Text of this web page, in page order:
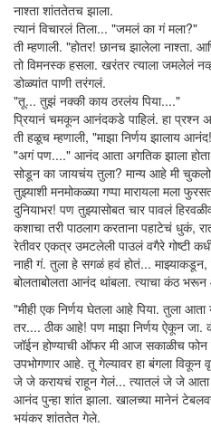
नाश्ता शांततेतच झाला.
त्यानं विचारलं तिला... "जमलं का गं मला?"
ती म्हणाली. "होतर! छानच झालेला नाश्ता.
तो विमनस्क हसला. खरंतर त्याला जमलेलं
डोळ्यांत पाणी तरंगलं.
"तू... तुझं नक्की काय ठरलंय पिया...."
प्रियानं चमकून आनंदकडे पाहिलं. हा प्रश्न
ती हळूच म्हणाली, "माझा निर्णय झालाय
"अगं पण...." आनंद आता अगतिक झाला
सोडून का जायचंय तुला? मान्य आहे मी
तुझ्याशी मनमोकळ्या गप्पा मारायला मला
दुनियाभर! पण तुझ्यासोबत चार पावलं
कशाचा तरी पाठलाग करताना पहाटेचं धुकं,
रेतीवर एकत्र उमटलेली पाउलं वगैरे गोष्टी
नाही गं. तुला हे सगळं हवं होतं...
बोलताबोलता आनंद थांबला. त्याचा कंठ भरून
"मीही एक निर्णय घेतला आहे पिया. तुला
तर.... ठीक आहे! पण माझा निर्णय ऐकून जा.
जॉईन होण्याची ऑफर मी आज सकाळीच फोन
उपभोगणार आहे. तू गेल्यावर हा बंगला विकून
जे जे करायचं राहून गेलं... त्यातलं जे जे
आनंद पुन्हा शांत झाला. खालच्या मानेनं
भयंकर शांततेत गेले.